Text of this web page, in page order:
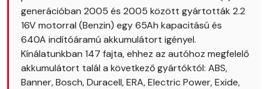
generációban 2005 és 2005 között gyártották 2.2
16V motorral (Benzin) egy 65Ah kapacitású és
640A indítóáramú akkumulátort igényel.
Kínálatunkban 147 fajta, ehhez az autóhoz megfelelő
akkumulátort talál a következő gyártóktól: ABS,
Banner, Bosch, Duracell, ERA, Electric Power, Exide,